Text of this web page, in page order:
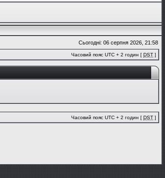
Сьогодні: 06 серпня 2026, 21:58
Часовий пояс UTC + 2 годин [ DST ]
Часовий пояс UTC + 2 годин [ DST ]